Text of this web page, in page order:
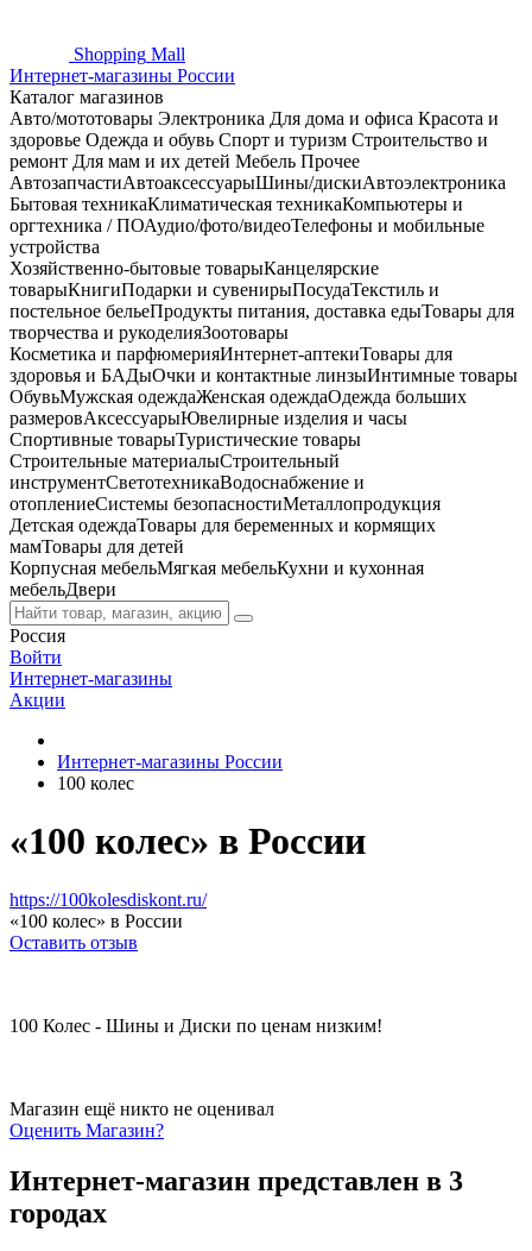
Shopping Mall
Интернет-магазины России
Каталог магазинов
Авто/мототовары Электроника Для дома и офиса Красота и
здоровье Одежда и обувь Спорт и туризм Строительство и
ремонт Для мам и их детей Мебель Прочее
АвтозапчастиАвтоаксессуарыШины/дискиАвтоэлектроника
Бытовая техникаКлиматическая техникаКомпьютеры и
оргтехника / ПОАудио/фото/видеоТелефоны и мобильные
устройства
Хозяйственно-бытовые товарыКанцелярские
товарыКнигиПодарки и сувенирыПосудаТекстиль и
постельное бельеПродукты питания, доставка едыТовары для
творчества и рукоделияЗоотовары
Косметика и парфюмерияИнтернет-аптекиТовары для
здоровья и БАДыОчки и контактные линзыИнтимные товары
ОбувьМужская одеждаЖенская одеждаОдежда больших
размеровАксессуарыЮвелирные изделия и часы
Спортивные товарыТуристические товары
Строительные материалыСтроительный
инструментСветотехникаВодоснабжение и
отоплениеСистемы безопасностиМеталлопродукция
Детская одеждаТовары для беременных и кормящих
мамТовары для детей
Корпусная мебельМягкая мебельКухни и кухонная
мебельДвери
Россия
Войти
Интернет-магазины
Акции
Интернет-магазины России
100 колес
«100 колес» в России
https://100kolesdiskont.ru/
«100 колес» в России
Оставить отзыв
100 Колес - Шины и Диски по ценам низким!
Магазин ещё никто не оценивал
Оценить Магазин?
Интернет-магазин представлен в 3
городах